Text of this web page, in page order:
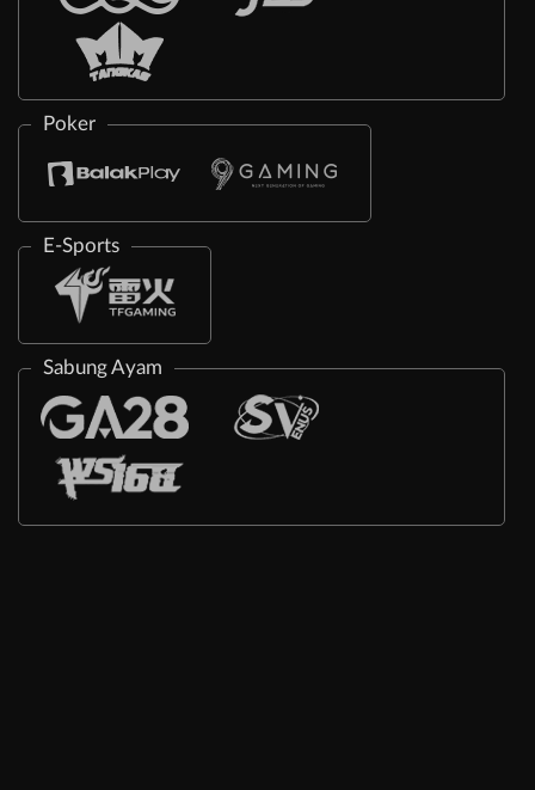
Poker
E-Sports
Sabung Ayam